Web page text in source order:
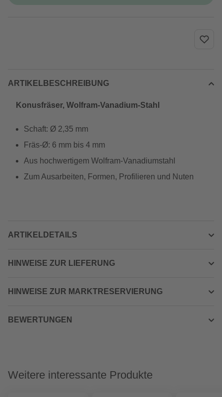
ARTIKELBESCHREIBUNG
Konusfräser, Wolfram-Vanadium-Stahl
Schaft: Ø 2,35 mm
Fräs-Ø: 6 mm bis 4 mm
Aus hochwertigem Wolfram-Vanadiumstahl
Zum Ausarbeiten, Formen, Profilieren und Nuten
ARTIKELDETAILS
HINWEISE ZUR LIEFERUNG
HINWEISE ZUR MARKTRESERVIERUNG
BEWERTUNGEN
Weitere interessante Produkte